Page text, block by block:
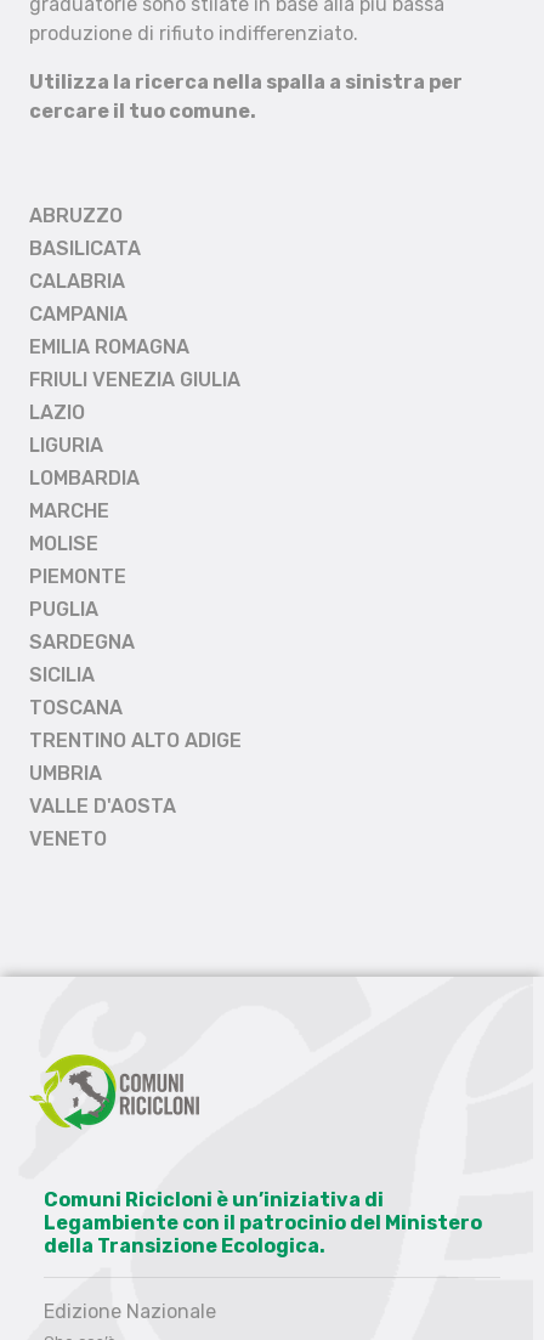
produzione di rifiuto indifferenziato.
Utilizza la ricerca nella spalla a sinistra per
cercare il tuo comune.
ABRUZZO
BASILICATA
CALABRIA
CAMPANIA
EMILIA ROMAGNA
FRIULI VENEZIA GIULIA
LAZIO
LIGURIA
LOMBARDIA
MARCHE
MOLISE
PIEMONTE
PUGLIA
SARDEGNA
SICILIA
TOSCANA
TRENTINO ALTO ADIGE
UMBRIA
VALLE D'AOSTA
VENETO
Comuni Ricicloni è un’iniziativa di
Legambiente con il patrocinio del Ministero
della Transizione Ecologica.
Edizione Nazionale